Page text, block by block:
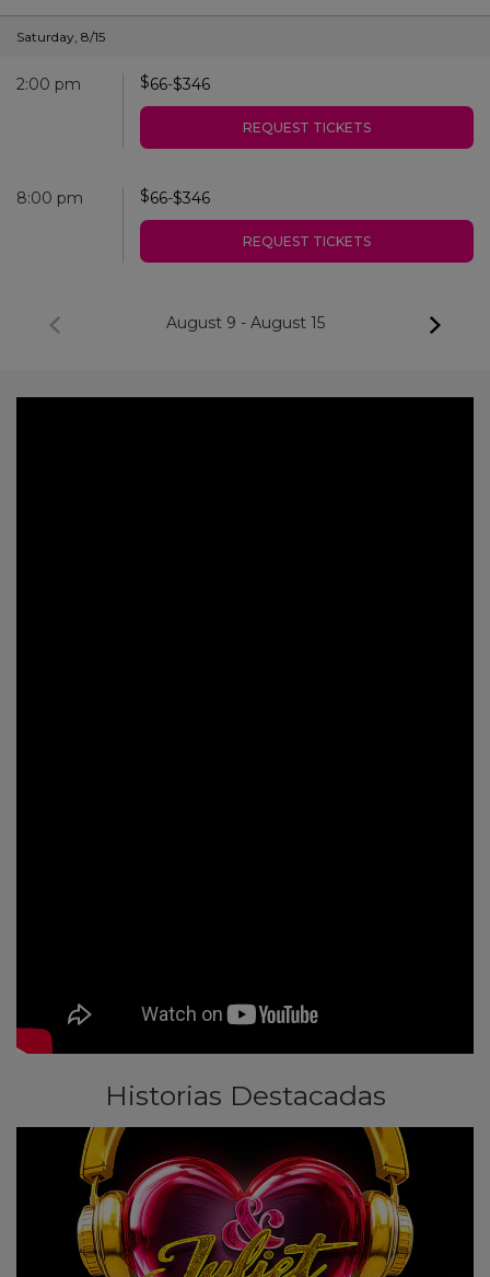
Saturday, 8/15
2:00 pm $66-$346
REQUEST TICKETS
8:00 pm $66-$346
REQUEST TICKETS
August 9 - August 15
Historias Destacadas